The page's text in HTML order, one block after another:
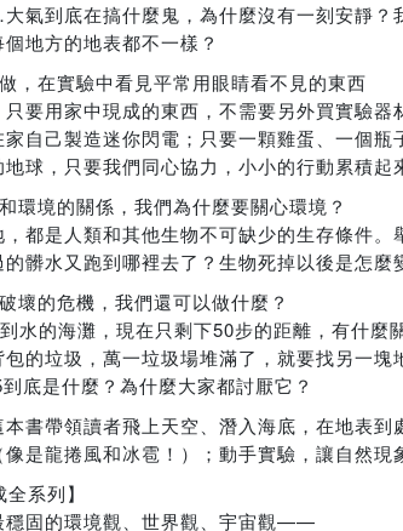
氣到底在搞什麼鬼，為什麼沒有一刻安靜
地方的地表都不一樣？
在實驗中看見平常用眼睛看不見的東西
要用家中現成的東西，不需要另外買實驗
自己製造迷你閃電；只要一顆雞蛋、一個
球，只要我們同心協力，小小的行動累積起
境的關係，我們為什麼要關心環境？
都是人類和其他生物不可缺少的生存條件
髒水又跑到哪裡去了？生物死掉以後是怎
的危機，我們還可以做什麼？
水的海灘，現在只剩下50步的距離，有什
的垃圾，萬一垃圾場堆滿了，就要找另一
底是什麼？為什麼大家都討厭它？
書帶領讀者飛上天空、潛入海底，在地表
是龍捲風和冰雹！）；動手實驗，讓自然現
系列】
穩固的環境觀、世界觀、宇宙觀——